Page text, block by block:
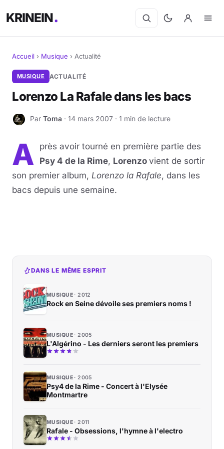
KRINEIN
Cinéma
Séries
Manga
BD
Livres
Jeux vidéo
Sortir
Sciences & Tech
Accueil › Musique › Actualité
MUSIQUE ACTUALITÉ
Lorenzo La Rafale dans les bacs
T Par Toma · 14 mars 2007 · 1 min de lecture
A près avoir tourné en première partie des
Psy 4 de la Rime, Lorenzo vient de sortir
son premier album, Lorenzo la Rafale, dans les
bacs depuis une semaine.
DANS LE MÊME ESPRIT
MUSIQUE 2012
Rock en Seine dévoile ses premiers noms !
MUSIQUE 2005
L'Algérino - Les derniers seront les premiers
MUSIQUE 2005
Psy4 de la Rime - Concert à l'Elysée
Montmartre
MUSIQUE 2011
Rafale - Obsessions, l'hymne à l'electro